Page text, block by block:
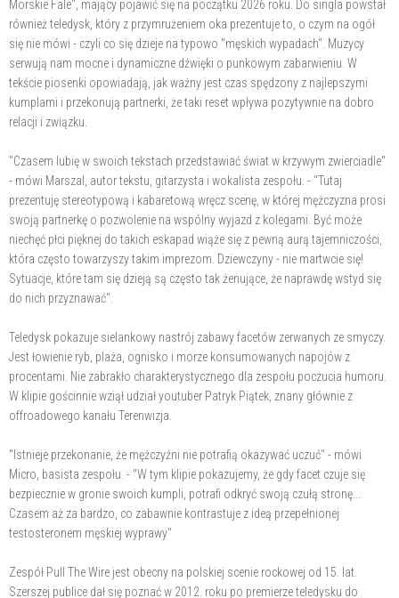
Morskie Fale", mający pojawić się na początku 2026 roku. Do singla powstał
również teledysk, który z przymrużeniem oka prezentuje to, o czym na ogół
się nie mówi - czyli co się dzieje na typowo "męskich wypadach". Muzycy
serwują nam mocne i dynamiczne dźwięki o punkowym zabarwieniu. W
tekście piosenki opowiadają, jak ważny jest czas spędzony z najlepszymi
kumplami i przekonują partnerki, że taki reset wpływa pozytywnie na dobro
relacji i związku.
"Czasem lubię w swoich tekstach przedstawiać świat w krzywym zwierciadle"
- mówi Marszal, autor tekstu, gitarzysta i wokalista zespołu. - "Tutaj
prezentuję stereotypową i kabaretową wręcz scenę, w której mężczyzna prosi
swoją partnerkę o pozwolenie na wspólny wyjazd z kolegami. Być może
niechęć płci pięknej do takich eskapad wiąże się z pewną aurą tajemniczości,
która często towarzyszy takim imprezom. Dziewczyny - nie martwcie się!
Sytuacje, które tam się dzieją są często tak żenujące, że naprawdę wstyd się
do nich przyznawać".
Teledysk pokazuje sielankowy nastrój zabawy facetów zerwanych ze smyczy.
Jest łowienie ryb, plaża, ognisko i morze konsumowanych napojów z
procentami. Nie zabrakło charakterystycznego dla zespołu poczucia humoru.
W klipie gościnnie wziął udział youtuber Patryk Piątek, znany głównie z
offroadowego kanału Terenwizja.
"Istnieje przekonanie, że mężczyźni nie potrafią okazywać uczuć" - mówi
Micro, basista zespołu. - "W tym klipie pokazujemy, że gdy facet czuje się
bezpiecznie w gronie swoich kumpli, potrafi odkryć swoją czułą stronę...
Czasem aż za bardzo, co zabawnie kontrastuje z ideą przepełnionej
testosteronem męskiej wyprawy"
Zespół Pull The Wire jest obecny na polskiej scenie rockowej od 15. lat.
Szerszej publice dał się poznać w 2012. roku po premierze teledysku do